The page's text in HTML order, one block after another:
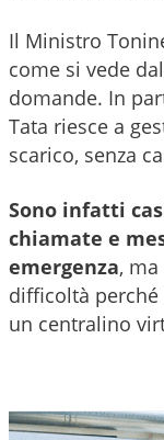
Il Ministro
come si vede
domande. In
Tata riesce a
scarico, senza
Sono infatti
chiamate e
emergenza, ma
difficoltà perché
un centralino